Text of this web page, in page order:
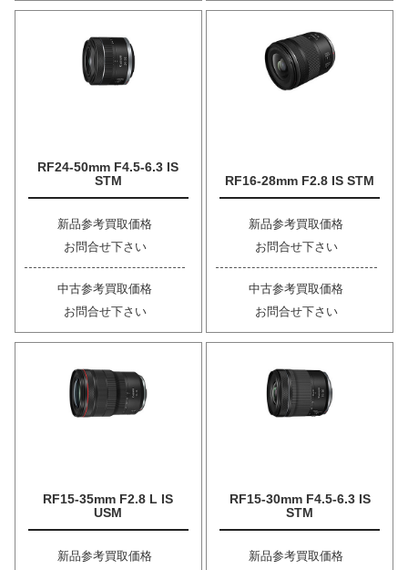
RF24-50mm F4.5-6.3 IS
STM
新品参考買取価格
お問合せ下さい
中古参考買取価格
お問合せ下さい
RF16-28mm F2.8 IS STM
新品参考買取価格
お問合せ下さい
中古参考買取価格
お問合せ下さい
RF15-35mm F2.8 L IS
USM
新品参考買取価格
RF15-30mm F4.5-6.3 IS
STM
新品参考買取価格